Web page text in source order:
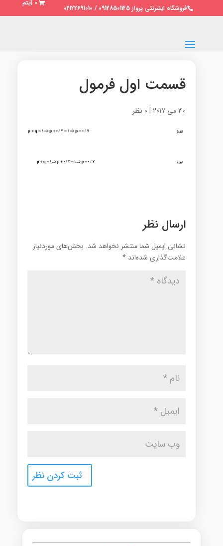
فروشگاه اینترنتی پرواز 09128501125 / 02122691010
0 آیتم
قسمت اول فرمول
30 می 2017 | 0 نظر
ارسال نظر
نشانی ایمیل شما منتشر نخواهد شد. بخش‌های موردنیاز
علامت‌گذاری شده‌اند *